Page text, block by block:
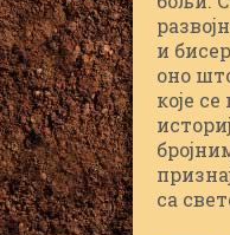
и
оно
које
са